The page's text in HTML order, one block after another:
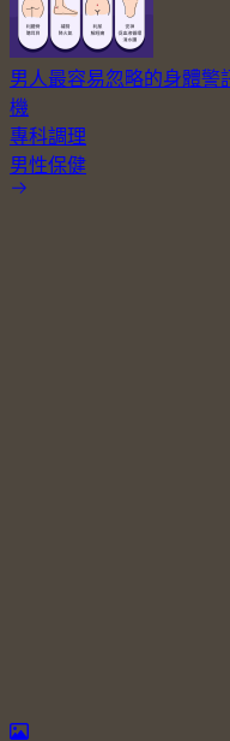
男人最容易忽略的身體警
機
專科調理
男性保健